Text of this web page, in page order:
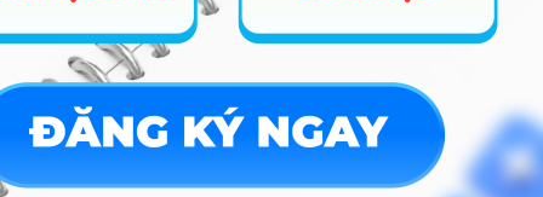
13
Kinh doanh quốc tế (mở
mới)
A00; A01; C00; C03;
18
A00; A01; C00; C03;
C04; D01; X26
18
A00; A01; C00; C03;
18
A00; A01; C00; C03;